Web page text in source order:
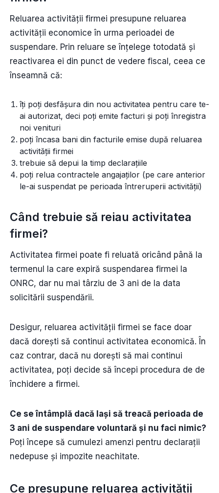
Reluarea activității firmei presupune reluarea
activității economice în urma perioadei de
suspendare. Prin reluare se înțelege totodată și
reactivarea ei din punct de vedere fiscal, ceea ce
înseamnă că:
îți poți desfășura din nou activitatea pentru care te-
ai autorizat, deci poți emite facturi și poți înregistra
noi venituri
poți încasa bani din facturile emise după reluarea
activității firmei
trebuie să depui la timp declarațiile
poți relua contractele angajaților (pe care anterior
le-ai suspendat pe perioada întreruperii activității)
Când trebuie să reiau activitatea
firmei?
Activitatea firmei poate fi reluată oricând până la
termenul la care expiră suspendarea firmei la
ONRC, dar nu mai târziu de 3 ani de la data
solicitării suspendării.
Desigur, reluarea activității firmei se face doar
dacă dorești să continui activitatea economică. În
caz contrar, dacă nu dorești să mai continui
activitatea, poți decide să începi procedura de de
închidere a firmei.
Ce se întâmplă dacă lași să treacă perioada de
3 ani de suspendare voluntară și nu faci nimic?
Poți începe să cumulezi amenzi pentru declarații
nedepuse și impozite neachitate.
Ce presupune reluarea activității